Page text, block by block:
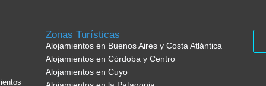
Zonas Turísticas
Alojamientos en Buenos Aires y Costa Atlántica
Alojamientos en Córdoba y Centro
Alojamientos en Cuyo